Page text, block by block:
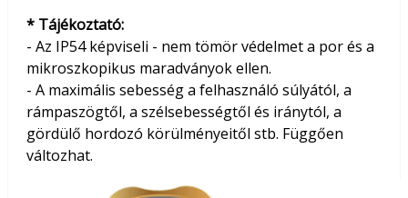
* Tájékoztató:
- Az IP54 képviseli - nem tömör védelmet a por és a
mikroszkopikus maradványok ellen.
- A maximális sebesség a felhasználó súlyától, a
rámpaszögtől, a szélsebességtől és iránytól, a
gördülő hordozó körülményeitől stb. Függően
változhat.